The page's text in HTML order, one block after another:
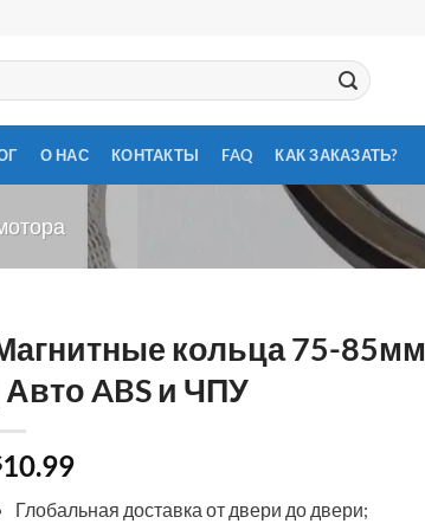
О НАС КОНТАКТЫ FAQ КАК ЗАКАЗАТЬ?
кольца 75-85мм
Авто ABS и ЧПУ
10.99
Глобальная доставка от двери до двери;